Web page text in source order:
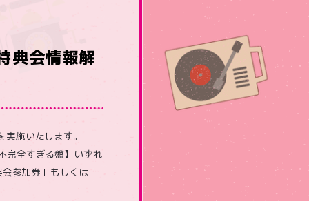
会情報解
施いたします。
完全すぎる盤】いずれ
参加券」もしくは